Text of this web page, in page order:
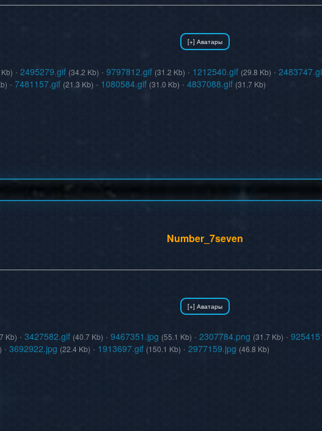
· 2495279.gif (34.2 Kb) · 9797812.gif (31.2 Kb) · 1212540.gif (29.8 Kb) ·
· 7481157.gif (21.3 Kb) · 1080584.gif (31.0 Kb) · 4837088.gif (31.7 Kb)
Number_7seven
Kb) · 3427582.gif (40.7 Kb) · 9467351.jpg (55.1 Kb) · 2307784.png (31.7 Kb) ·
· 3692922.jpg (22.4 Kb) · 1913697.gif (150.1 Kb) · 2977159.jpg (46.8 Kb)